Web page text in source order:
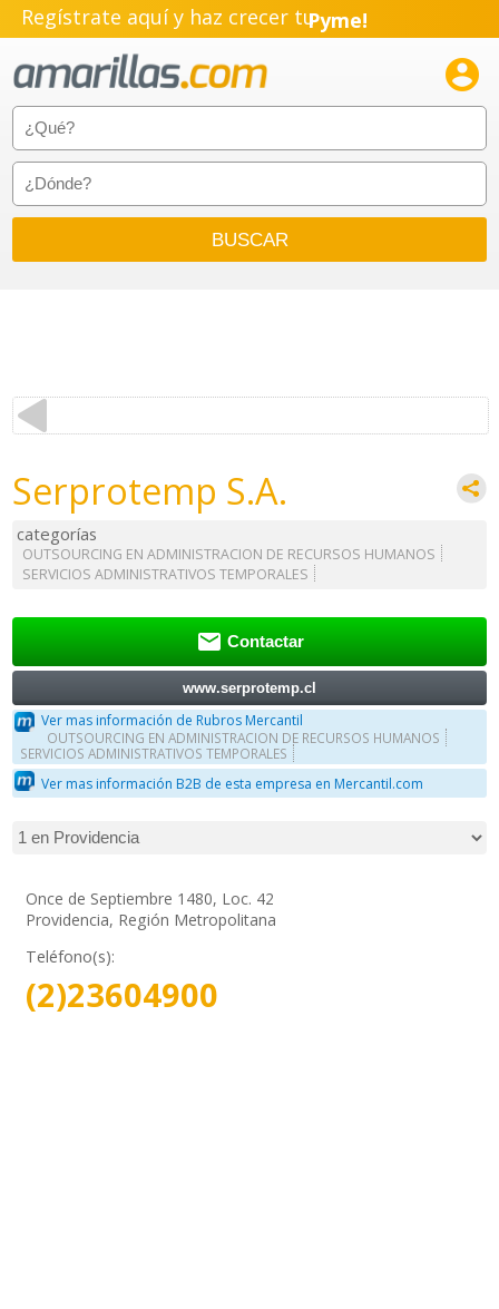
Regístrate aquí y haz crecer tuPyme!
Emprendimiento!

Serprotemp S.A.
categorías
OUTSOURCING EN ADMINISTRACION DE RECURSOS HUMANOS
SERVICIOS ADMINISTRATIVOS TEMPORALES
 Contactar
www.serprotemp.cl
Ver mas información de Rubros Mercantil
OUTSOURCING EN ADMINISTRACION DE RECURSOS HUMANOS
SERVICIOS ADMINISTRATIVOS TEMPORALES
Ver mas información B2B de esta empresa en Mercantil.com
Once de Septiembre 1480, Loc. 42
Providencia, Región Metropolitana
Teléfono(s):
(2)23604900